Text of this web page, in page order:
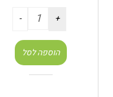
הוספה לסל